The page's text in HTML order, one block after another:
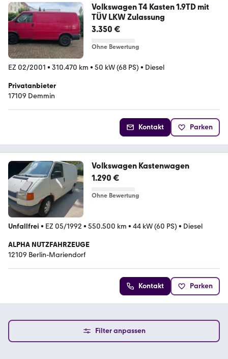
Volkswagen T4 Kasten 1.9TD mit
TÜV LKW Zulassung
3.350 €
Ohne Bewertung
EZ 02/2001 • 310.470 km • 50 kW (68 PS) • Diesel
Privatanbieter
17109 Demmin
Kontakt Parken
Volkswagen Kastenwagen
1.290 €
Ohne Bewertung
Unfallfrei • EZ 05/1992 • 550.500 km • 44 kW (60 PS) • Diesel
ALPHA NUTZFAHRZEUGE
12109 Berlin-Mariendorf
Kontakt Parken
Filter anpassen